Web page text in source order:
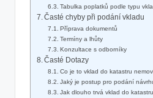
Tabulka poplatků‌ podle typu
Časté chyby při podání ​vkladu
Příprava dokumentů
Termíny a lhůty
Konzultace s odborníky
Časté Dotazy
Co je ‍to vklad do katastru‌
Jaký je postup pro podání‌
Jak dlouho trvá vklad do